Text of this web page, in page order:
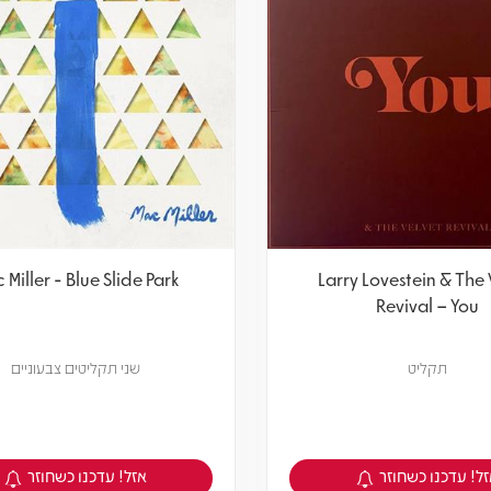
Larry Lovestein & The
Revival – You
תקליט
צפיה במוצר
עדכנו כשחוזר
Miller - Blue Slide Park
שני תקליטים צבעוניים
צפיה במוצר
אזל! עדכנו כשחוזר